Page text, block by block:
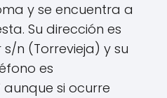
y se encuentra a
Su dirección es
n (Torrevieja) y su
es
aunque si ocurre